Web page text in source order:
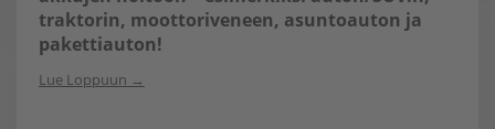
traktorin, moottoriveneen, asuntoauton ja
pakettiauton!
Lue Loppuun